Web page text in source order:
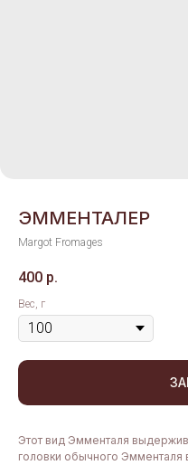
ЭММЕНТАЛЕР
Margot Fromages
400 р.
Вес, г
Этот вид Эмменталя
головки обычного